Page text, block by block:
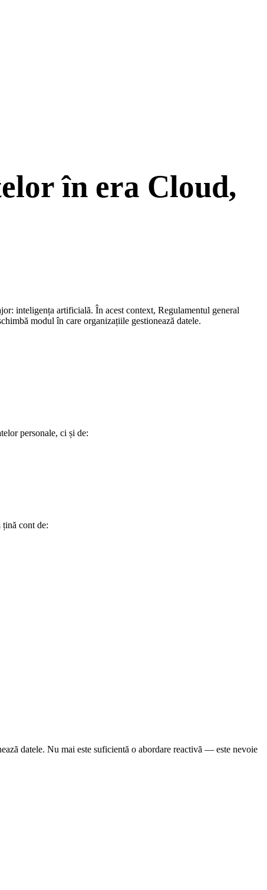
în era Cloud,
inteligența artificială. În acest context, Regulamentul general
modul în care organizațiile gestionează datele.
personale, ci și de:
țină cont de:
datele. Nu mai este suficientă o abordare reactivă — este nevoie